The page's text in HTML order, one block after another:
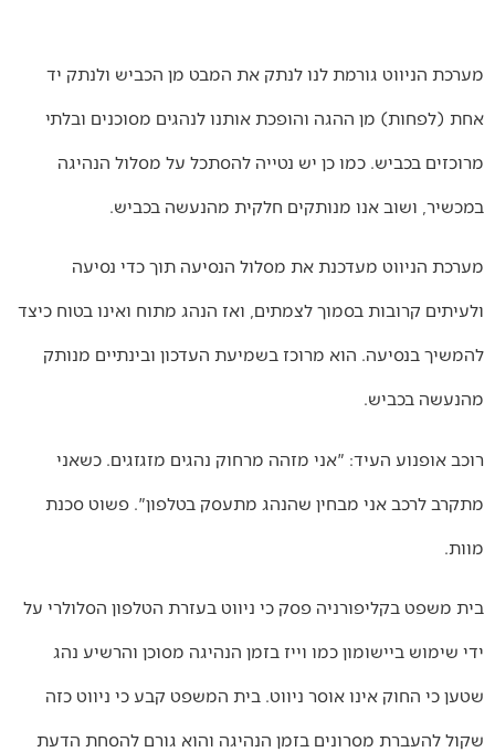
מערכת הניווט גורמת לנו לנתק את המבט מן הכביש ולנתק יד
אחת (לפחות) מן ההגה והופכת אותנו לנהגים מסוכנים ובלתי
מרוכזים בכביש. כמו כן יש נטייה להסתכל על מסלול הנהיגה
במכשיר, ושוב אנו מנותקים חלקית מהנעשה בכביש.
מערכת הניווט מעדכנת את מסלול הנסיעה תוך כדי נסיעה
ולעיתים קרובות בסמוך לצמתים, ואז הנהג מתוח ואינו בטוח כיצד
להמשיך בנסיעה. הוא מרוכז בשמיעת העדכון ובינתיים מנותק
מהנעשה בכביש.
רוכב אופנוע העיד: "אני מזהה מרחוק נהגים מזגזגים. כשאני
מתקרב לרכב אני מבחין שהנהג מתעסק בטלפון". פשוט סכנת
מוות.
בית משפט בקליפורניה פסק כי ניווט בעזרת הטלפון הסלולרי על
ידי שימוש ביישומון כמו וייז בזמן הנהיגה מסוכן והרשיע נהג
שטען כי החוק אינו אוסר ניווט. בית המשפט קבע כי ניווט כזה
שקול להעברת מסרונים בזמן הנהיגה והוא גורם להסחת הדעת